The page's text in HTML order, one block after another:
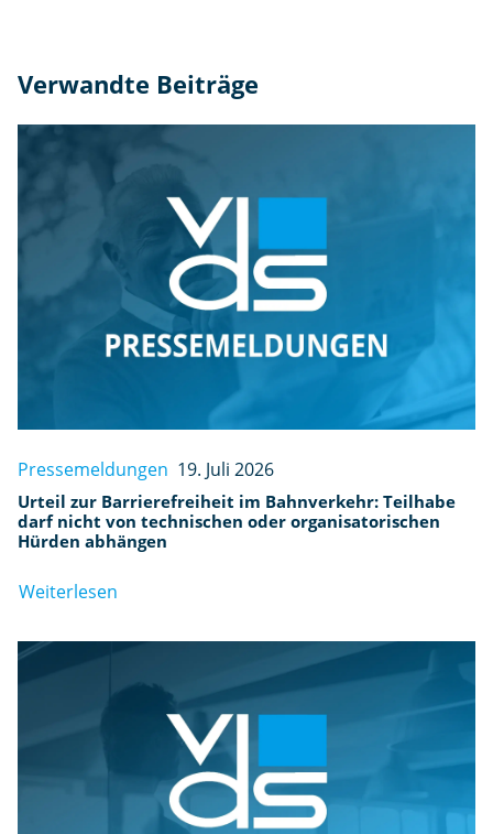
Verwandte Beiträge
Pressemeldungen 19. Juli 2026
Urteil zur Barrierefreiheit im Bahnverkehr: Teilhabe
darf nicht von technischen oder organisatorischen
Hürden abhängen
Weiterlesen